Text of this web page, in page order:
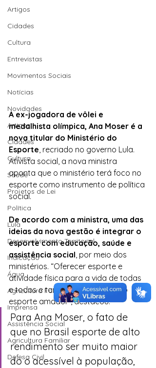
Artigos
Cidades
Cultura
Entrevistas
Movimentos Sociais
Notícias
Novidades
Artigos
Cidades
Cultura
Saúde
Projetos de Lei
Política
Lula
Desenvolvimento Territorial
Indicação
Água
Agricultura Familiar
Imprensa
Assistência Social
Agricultura Familiar
Defesa Civil
A ex-jogadora de vôlei e
medalhista olímpica, Ana Moser é a
nova titular do Ministério do
Esporte, recriado no governo Lula.
Ativista social, a nova ministra
aponta que o ministério terá foco no
esporte como instrumento de política
social.
De acordo com a ministra, uma das
ideias da nova gestão é integrar o
esporte com educação, saúde e
assistência social, por meio dos
ministérios. “Oferecer esporte e
atividade física para a vida de todas
e todos e também desenvolver o
esporte amador”, destacou.
Para Ana Moser, o fato de
que no Brasil esporte de alto
rendimento ser muito maior
do o acessível à população,